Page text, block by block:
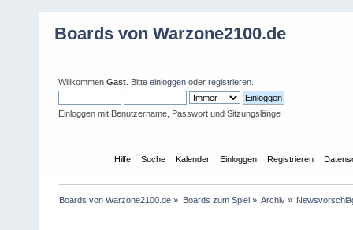
Boards von Warzone2100.de
Willkommen Gast . Bitte einloggen oder registrieren
Einloggen mit Benutzername, Passwort und Sitzungslänge
Hilfe Suche Kalender Einloggen Registrieren
Boards von Warzone2100.de » Boards zum Spiel» Archiv»